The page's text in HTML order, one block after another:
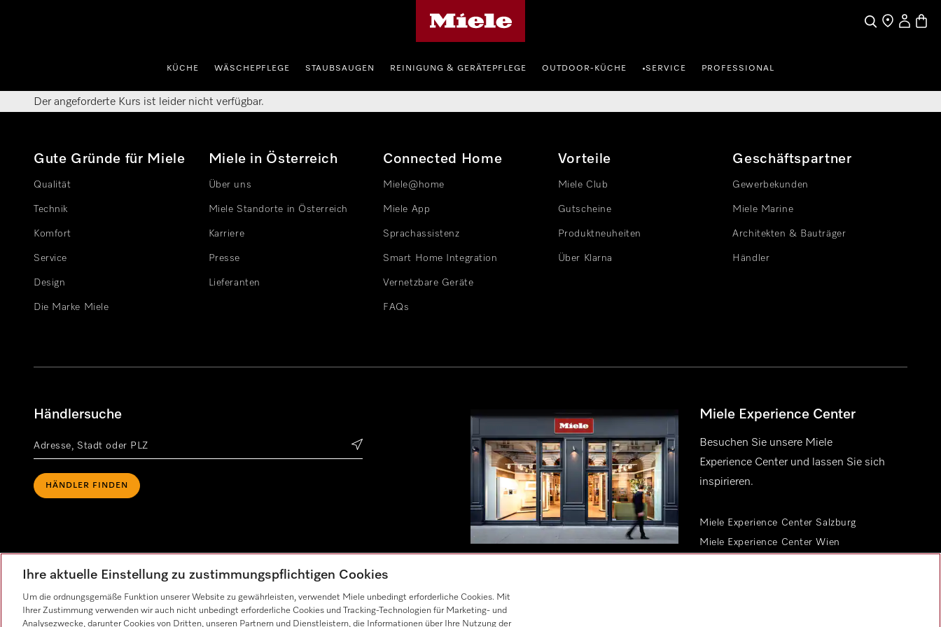
SucheHändlersuche
KÜCHE WÄSCHEPFLEGE STAUBSAUGEN REINIGUNG & GERÄTEPFLEGE OUTDOOR-KÜCHE •SERVICE PROFESSIONAL
Der angeforderte Kurs ist leider nicht verfügbar.
Gute Gründe für Miele
Qualität
Technik
Komfort
Service
Design
Die Marke Miele
Miele in Österreich
Über uns
Miele Standorte in Österreich
Karriere
Presse
Lieferanten
Connected Home
Miele@home
Miele App
Sprachassistenz
Smart Home Integration
Vernetzbare Geräte
FAQs
Vorteile
Miele Club
Gutscheine
Produktneuheiten
Über Klarna
Geschäftspartner
Gewerbekunden
Miele Marine
Architekten & Bauträger
Händler
Händlersuche
HÄNDLER FINDEN
Miele Experience Center
Besuchen Sie unsere Miele
Experience Center und lassen Sie sich
inspirieren.
Miele Experience Center Salzburg
Miele Experience Center Wien
Ihre aktuelle Einstellung zu zustimmungspflichtigen Cookies
Um die ordnungsgemäße Funktion unserer Website zu gewährleisten, verwendet Miele unbedingt erforderliche Cookies. Mit
Ihrer Zustimmung verwenden wir auch nicht unbedingt erforderliche Cookies und Tracking-Technologien für Marketing- und
Analysezwecke, darunter Cookies von Dritten, unseren Partnern und Dienstleistern, die Informationen über Ihre Nutzung der